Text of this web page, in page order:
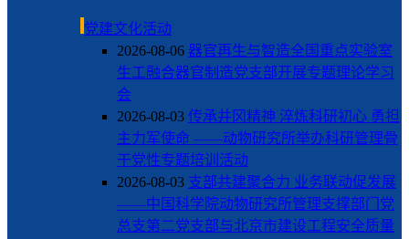
党建文化活动
2026-08-06 器官再生与智造全国重点实验室
生工融合器官制造党支部开展专题理论学习
会
2026-08-03 传承井冈精神 淬炼科研初心 勇担
主力军使命 ——动物研究所举办科研管理骨
干党性专题培训活动
2026-08-03 支部共建聚合力 业务联动促发展
——中国科学院动物研究所管理支撑部门党
总支第二党支部与北京市建设工程安全质量